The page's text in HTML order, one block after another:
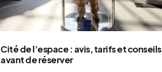
Cité de l’espace : avis, tarifs et conseils
avant de réserver